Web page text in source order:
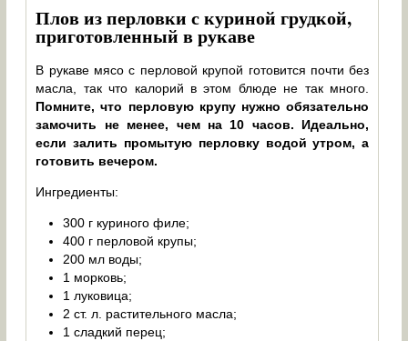
Плов из перловки с куриной грудкой,
приготовленный в рукаве
В рукаве мясо с перловой крупой готовится почти без
масла, так что калорий в этом блюде не так много.
Помните, что перловую крупу нужно обязательно
замочить не менее, чем на 10 часов. Идеально,
если залить промытую перловку водой утром, а
готовить вечером.
Ингредиенты:
300 г куриного филе;
400 г перловой крупы;
200 мл воды;
1 морковь;
1 луковица;
2 ст. л. растительного масла;
1 сладкий перец;